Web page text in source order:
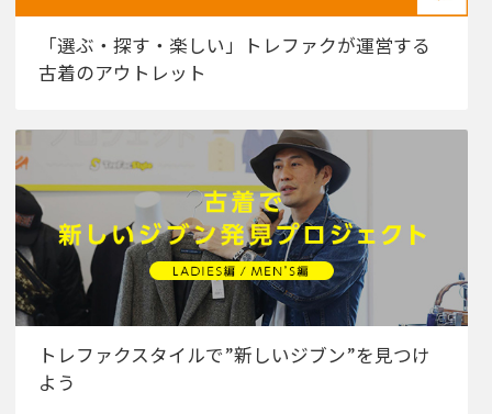
「選ぶ・探す・楽しい」トレファクが運営する
古着のアウトレット
トレファクスタイルで”新しいジブン”を見つけ
よう